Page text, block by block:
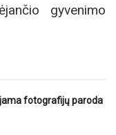
gyvenimo
fotografijų paroda